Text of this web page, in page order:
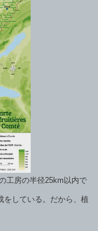
工房の半径25km以内で
をしている。だから、植